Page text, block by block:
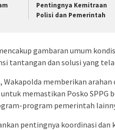
Pentingnya Kemitraan
Polisi dan Pemerintah
gambaran umum
tantangan dan solusi yang
Wakapolda memberikan arahan
memastikan Posko SPPG
program pemerintah
pentingnya koordinasi dan